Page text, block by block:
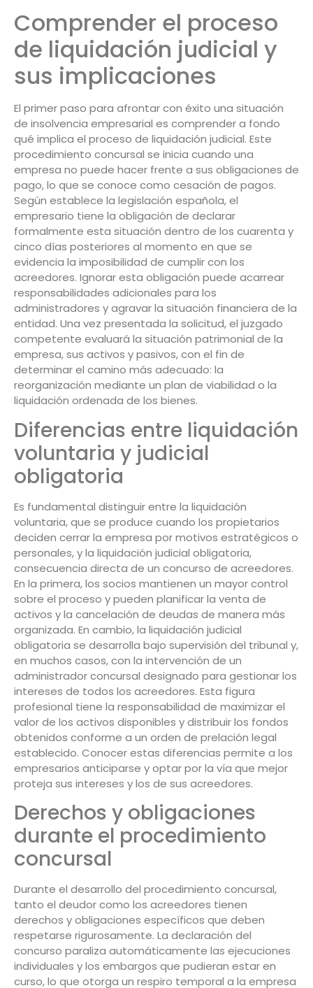
Comprender el proceso
de liquidación judicial y
sus implicaciones
El primer paso para afrontar con éxito una situación
de insolvencia empresarial es comprender a fondo
qué implica el proceso de liquidación judicial. Este
procedimiento concursal se inicia cuando una
empresa no puede hacer frente a sus obligaciones de
pago, lo que se conoce como cesación de pagos.
Según establece la legislación española, el
empresario tiene la obligación de declarar
formalmente esta situación dentro de los cuarenta y
cinco días posteriores al momento en que se
evidencia la imposibilidad de cumplir con los
acreedores. Ignorar esta obligación puede acarrear
responsabilidades adicionales para los
administradores y agravar la situación financiera de la
entidad. Una vez presentada la solicitud, el juzgado
competente evaluará la situación patrimonial de la
empresa, sus activos y pasivos, con el fin de
determinar el camino más adecuado: la
reorganización mediante un plan de viabilidad o la
liquidación ordenada de los bienes.
Diferencias entre liquidación
voluntaria y judicial
obligatoria
Es fundamental distinguir entre la liquidación
voluntaria, que se produce cuando los propietarios
deciden cerrar la empresa por motivos estratégicos o
personales, y la liquidación judicial obligatoria,
consecuencia directa de un concurso de acreedores.
En la primera, los socios mantienen un mayor control
sobre el proceso y pueden planificar la venta de
activos y la cancelación de deudas de manera más
organizada. En cambio, la liquidación judicial
obligatoria se desarrolla bajo supervisión del tribunal y,
en muchos casos, con la intervención de un
administrador concursal designado para gestionar los
intereses de todos los acreedores. Esta figura
profesional tiene la responsabilidad de maximizar el
valor de los activos disponibles y distribuir los fondos
obtenidos conforme a un orden de prelación legal
establecido. Conocer estas diferencias permite a los
empresarios anticiparse y optar por la vía que mejor
proteja sus intereses y los de sus acreedores.
Derechos y obligaciones
durante el procedimiento
concursal
Durante el desarrollo del procedimiento concursal,
tanto el deudor como los acreedores tienen
derechos y obligaciones específicos que deben
respetarse rigurosamente. La declaración del
concurso paraliza automáticamente las ejecuciones
individuales y los embargos que pudieran estar en
curso, lo que otorga un respiro temporal a la empresa